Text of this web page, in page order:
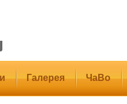
Галерея ЧаВо